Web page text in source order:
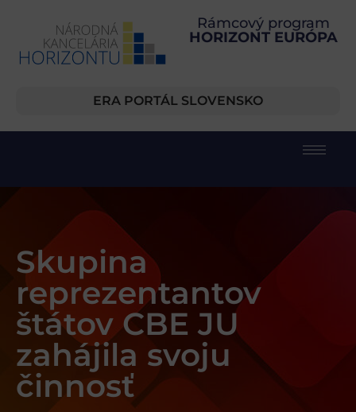
Rámcový program
HORIZONT EURÓPA
ERA PORTÁL SLOVENSKO
Skupina
reprezentantov
štátov CBE JU
zahájila svoju
činnosť